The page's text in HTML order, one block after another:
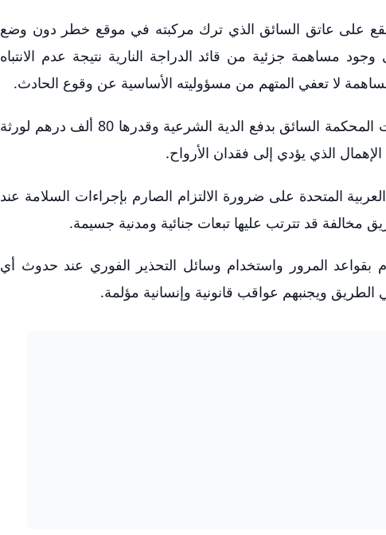
يقع على عاتق السائق الذي ترك مركبته في موقع خطر دون وضع
مساهمة جزئية من قائد الدراجة النارية نتيجة عدم الانتباه
لا تعفي المتهم من مسؤوليته الأساسية عن وقوع الحادث.
وبناءً على ما ثبت لديها من أدلة فنية وشهادات، ألزمت المحكمة السائق بدفع الدية الشرعية وقدرها 80 ألف درهم لورثة
الإهمال الذي يؤدي إلى فقدان الأرواح.
المتحدة على ضرورة الالتزام الصارم بإجراءات السلامة عند
مخالفة قد تترتب عليها تبعات جنائية ومدنية جسيمة.
بقواعد المرور واستخدام وسائل التحذير الفوري عند حدوث أي
ويجنبهم عواقب قانونية وإنسانية مؤلمة.